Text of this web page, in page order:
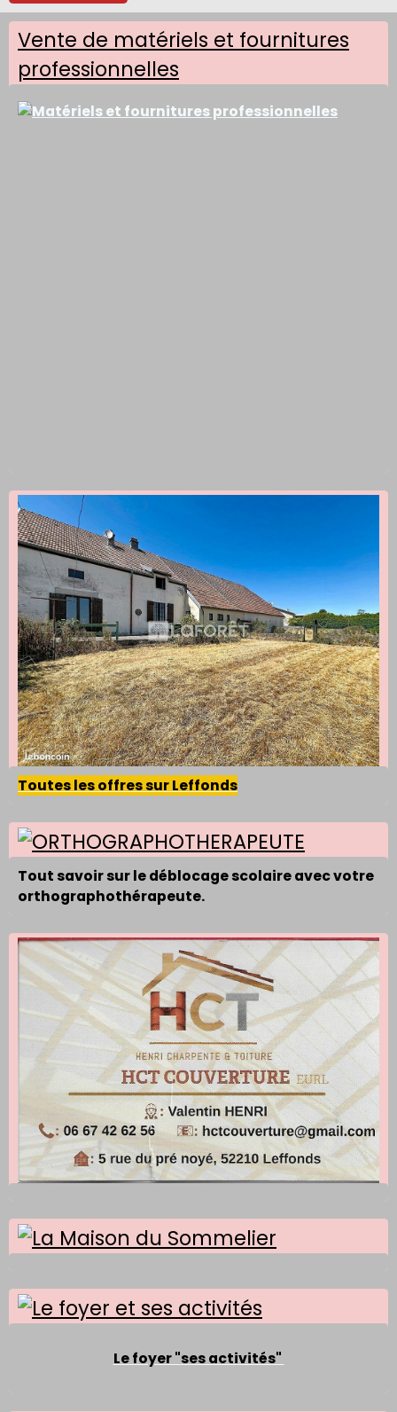
Vente de matériels et fournitures
professionnelles
Toutes les offres sur Leffonds
Tout savoir sur le déblocage scolaire avec votre
orthographothérapeute.
Le foyer "ses activités"